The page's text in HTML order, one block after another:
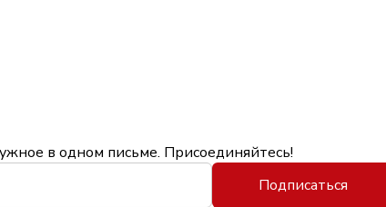
в одном письме. Присоединяйтесь!
Подписаться